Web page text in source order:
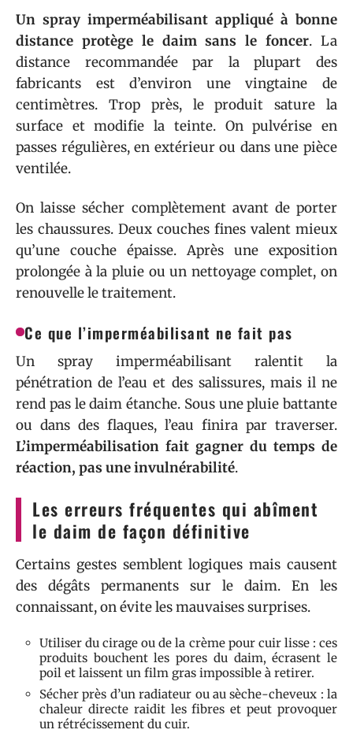
Un spray imperméabilisant appliqué à bonne
distance protège le daim sans le foncer. La
distance recommandée par la plupart des
fabricants est d’environ une vingtaine de
centimètres. Trop près, le produit sature la
surface et modifie la teinte. On pulvérise en
passes régulières, en extérieur ou dans une pièce
ventilée.
On laisse sécher complètement avant de porter
les chaussures. Deux couches fines valent mieux
qu’une couche épaisse. Après une exposition
prolongée à la pluie ou un nettoyage complet, on
renouvelle le traitement.
Ce que l’imperméabilisant ne fait pas
Un spray imperméabilisant ralentit la
pénétration de l’eau et des salissures, mais il ne
rend pas le daim étanche. Sous une pluie battante
ou dans des flaques, l’eau finira par traverser.
L’imperméabilisation fait gagner du temps de
réaction, pas une invulnérabilité.
Les erreurs fréquentes qui abîment
le daim de façon définitive
Certains gestes semblent logiques mais causent
des dégâts permanents sur le daim. En les
connaissant, on évite les mauvaises surprises.
Utiliser du cirage ou de la crème pour cuir lisse : ces
produits bouchent les pores du daim, écrasent le
poil et laissent un film gras impossible à retirer.
Sécher près d’un radiateur ou au sèche-cheveux : la
chaleur directe raidit les fibres et peut provoquer
un rétrécissement du cuir.